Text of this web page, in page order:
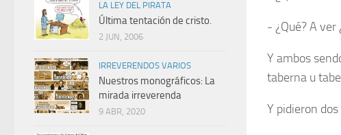
- ¿Qué? A ver
Y ambos
taberna u
Y pidieron
LA LEY DEL PIRATA
Última tentación de cristo.
2 JUN, 2006
IRREVERENDOS VARIOS
Nuestros monográficos: La
mirada irreverenda
9 ABR, 2020